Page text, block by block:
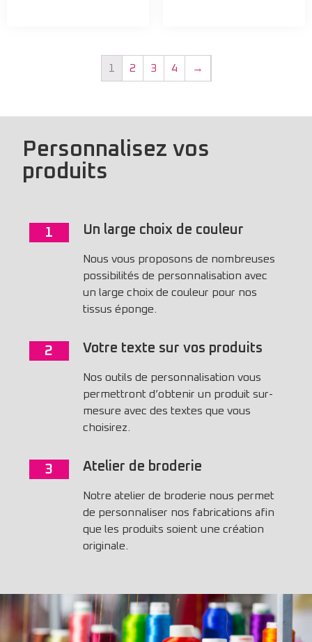
1 2 3 4 →
Personnalisez vos
produits
1 Un large choix de couleur
Nous vous proposons de nombreuses
possibilités de personnalisation avec
un large choix de couleur pour nos
tissus éponge.
2 Votre texte sur vos produits
Nos outils de personnalisation vous
permettront d’obtenir un produit sur-
mesure avec des textes que vous
choisirez.
3 Atelier de broderie
Notre atelier de broderie nous permet
de personnaliser nos fabrications afin
que les produits soient une création
originale.